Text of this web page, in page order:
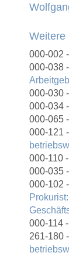
Weitere
000-002
000-038 -
000-030 -
000-034 -
000-065 -
000-121 -
000-110 -
000-035 -
000-102 -
000-114 -
261-180 -